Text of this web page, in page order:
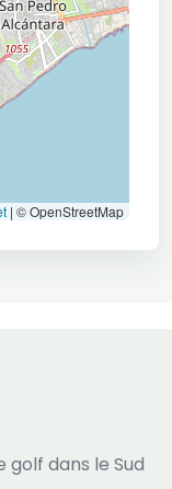
| © OpenStreetMap
dans le Sud